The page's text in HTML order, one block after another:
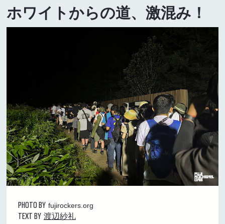
ホワイトからの道、激混み！
PHOTO BY fujirockers.org
TEXT BY 渡辺紗礼